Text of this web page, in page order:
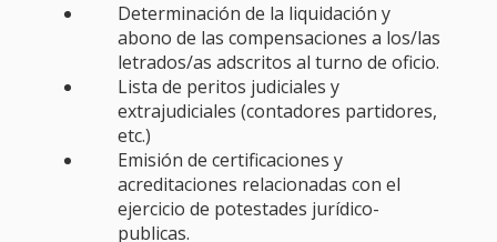
Determinación de la liquidación y
abono de las compensaciones a los/las
letrados/as adscritos al turno de oficio.
Lista de peritos judiciales y
extrajudiciales (contadores partidores,
etc.)
Emisión de certificaciones y
acreditaciones relacionadas con el
ejercicio de potestades jurídico-
publicas.